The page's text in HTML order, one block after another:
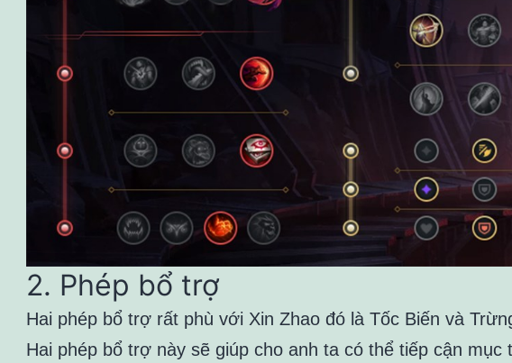
2. Phép bổ trợ
Hai phép bổ trợ rất phù với Xin Zhao đó là Tốc Biến và
Hai phép bổ trợ này sẽ giúp cho anh ta có thể tiếp cận mục